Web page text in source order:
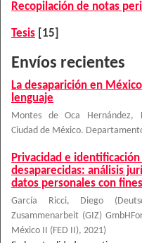
Recopilación de notas
Tesis [15]
Envíos recientes
La desaparición en
lenguaje
Montes de Oca Hernández,
Ciudad de México.
Privacidad e
desaparecidas: análisis
datos personales con
García Ricci, Diego (
Zusammenarbeit (GIZ)
México II (FED II), 2021)